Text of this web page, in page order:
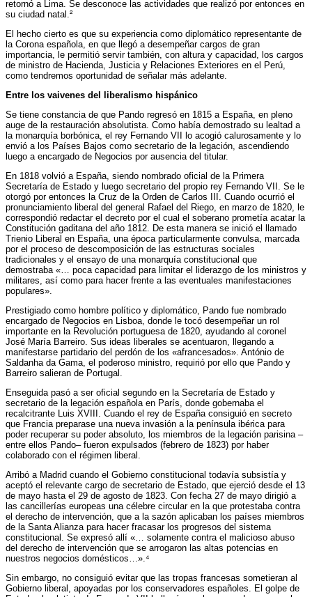
retornó a Lima. Se desconoce las actividades que realizó por entonces en
su ciudad natal.²
El hecho cierto es que su experiencia como diplomático representante de
la Corona española, en que llegó a desempeñar cargos de gran
importancia, le permitió servir también, con altura y capacidad, los cargos
de ministro de Hacienda, Justicia y Relaciones Exteriores en el Perú,
como tendremos oportunidad de señalar más adelante.
Entre los vaivenes del liberalismo hispánico
Se tiene constancia de que Pando regresó en 1815 a España, en pleno
auge de la restauración absolutista. Como había demostrado su lealtad a
la monarquía borbónica, el rey Fernando VII lo acogió calurosamente y lo
envió a los Países Bajos como secretario de la legación, ascendiendo
luego a encargado de Negocios por ausencia del titular.
En 1818 volvió a España, siendo nombrado oficial de la Primera
Secretaría de Estado y luego secretario del propio rey Fernando VII. Se le
otorgó por entonces la Cruz de la Orden de Carlos III. Cuando ocurrió el
pronunciamiento liberal del general Rafael del Riego, en marzo de 1820, le
correspondió redactar el decreto por el cual el soberano prometía acatar la
Constitución gaditana del año 1812. De esta manera se inició el llamado
Trienio Liberal en España, una época particularmente convulsa, marcada
por el proceso de descomposición de las estructuras sociales
tradicionales y el ensayo de una monarquía constitucional que
demostraba «… poca capacidad para limitar el liderazgo de los ministros y
militares, así como para hacer frente a las eventuales manifestaciones
populares».
Prestigiado como hombre político y diplomático, Pando fue nombrado
encargado de Negocios en Lisboa, donde le tocó desempeñar un rol
importante en la Revolución portuguesa de 1820, ayudando al coronel
José María Barreiro. Sus ideas liberales se acentuaron, llegando a
manifestarse partidario del perdón de los «afrancesados». António de
Saldanha da Gama, el poderoso ministro, requirió por ello que Pando y
Barreiro salieran de Portugal.
Enseguida pasó a ser oficial segundo en la Secretaría de Estado y
secretario de la legación española en París, donde gobernaba el
recalcitrante Luis XVIII. Cuando el rey de España consiguió en secreto
que Francia preparase una nueva invasión a la península ibérica para
poder recuperar su poder absoluto, los miembros de la legación parisina –
entre ellos Pando– fueron expulsados (febrero de 1823) por haber
colaborado con el régimen liberal.
Arribó a Madrid cuando el Gobierno constitucional todavía subsistía y
aceptó el relevante cargo de secretario de Estado, que ejerció desde el 13
de mayo hasta el 29 de agosto de 1823. Con fecha 27 de mayo dirigió a
las cancillerías europeas una célebre circular en la que protestaba contra
el derecho de intervención, que a la sazón aplicaban los países miembros
de la Santa Alianza para hacer fracasar los progresos del sistema
constitucional. Se expresó allí «… solamente contra el malicioso abuso
del derecho de intervención que se arrogaron las altas potencias en
nuestros negocios domésticos…».⁴
Sin embargo, no consiguió evitar que las tropas francesas sometieran al
Gobierno liberal, apoyadas por los conservadores españoles. El golpe de